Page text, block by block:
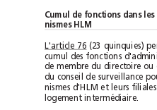
nismes HLM
L'article 76